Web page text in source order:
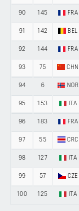
90 145 FRA
91 142 BEL
92 144 FRA
93 75 CHN
94 6 NOR
95 153 ITA
96 183 FRA
97 55 CRC
98 127 ITA
99 57 CZE
100 125 ITA